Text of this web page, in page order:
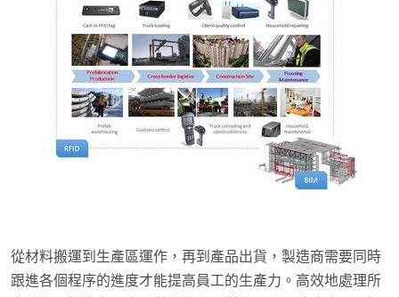
從材料搬運到生產區運作，再到產品出貨，製造商需要同時
跟進各個程序的進度才能提高員工的生產力。高效地處理所